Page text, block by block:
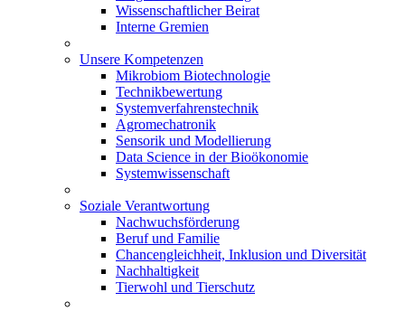
Wissenschaftlicher Beirat
Interne Gremien
Unsere Kompetenzen
Mikrobiom Biotechnologie
Technikbewertung
Systemverfahrenstechnik
Agromechatronik
Sensorik und Modellierung
Data Science in der Bioökonomie
Systemwissenschaft
Soziale Verantwortung
Nachwuchsförderung
Beruf und Familie
Chancengleichheit, Inklusion und Diversität
Nachhaltigkeit
Tierwohl und Tierschutz